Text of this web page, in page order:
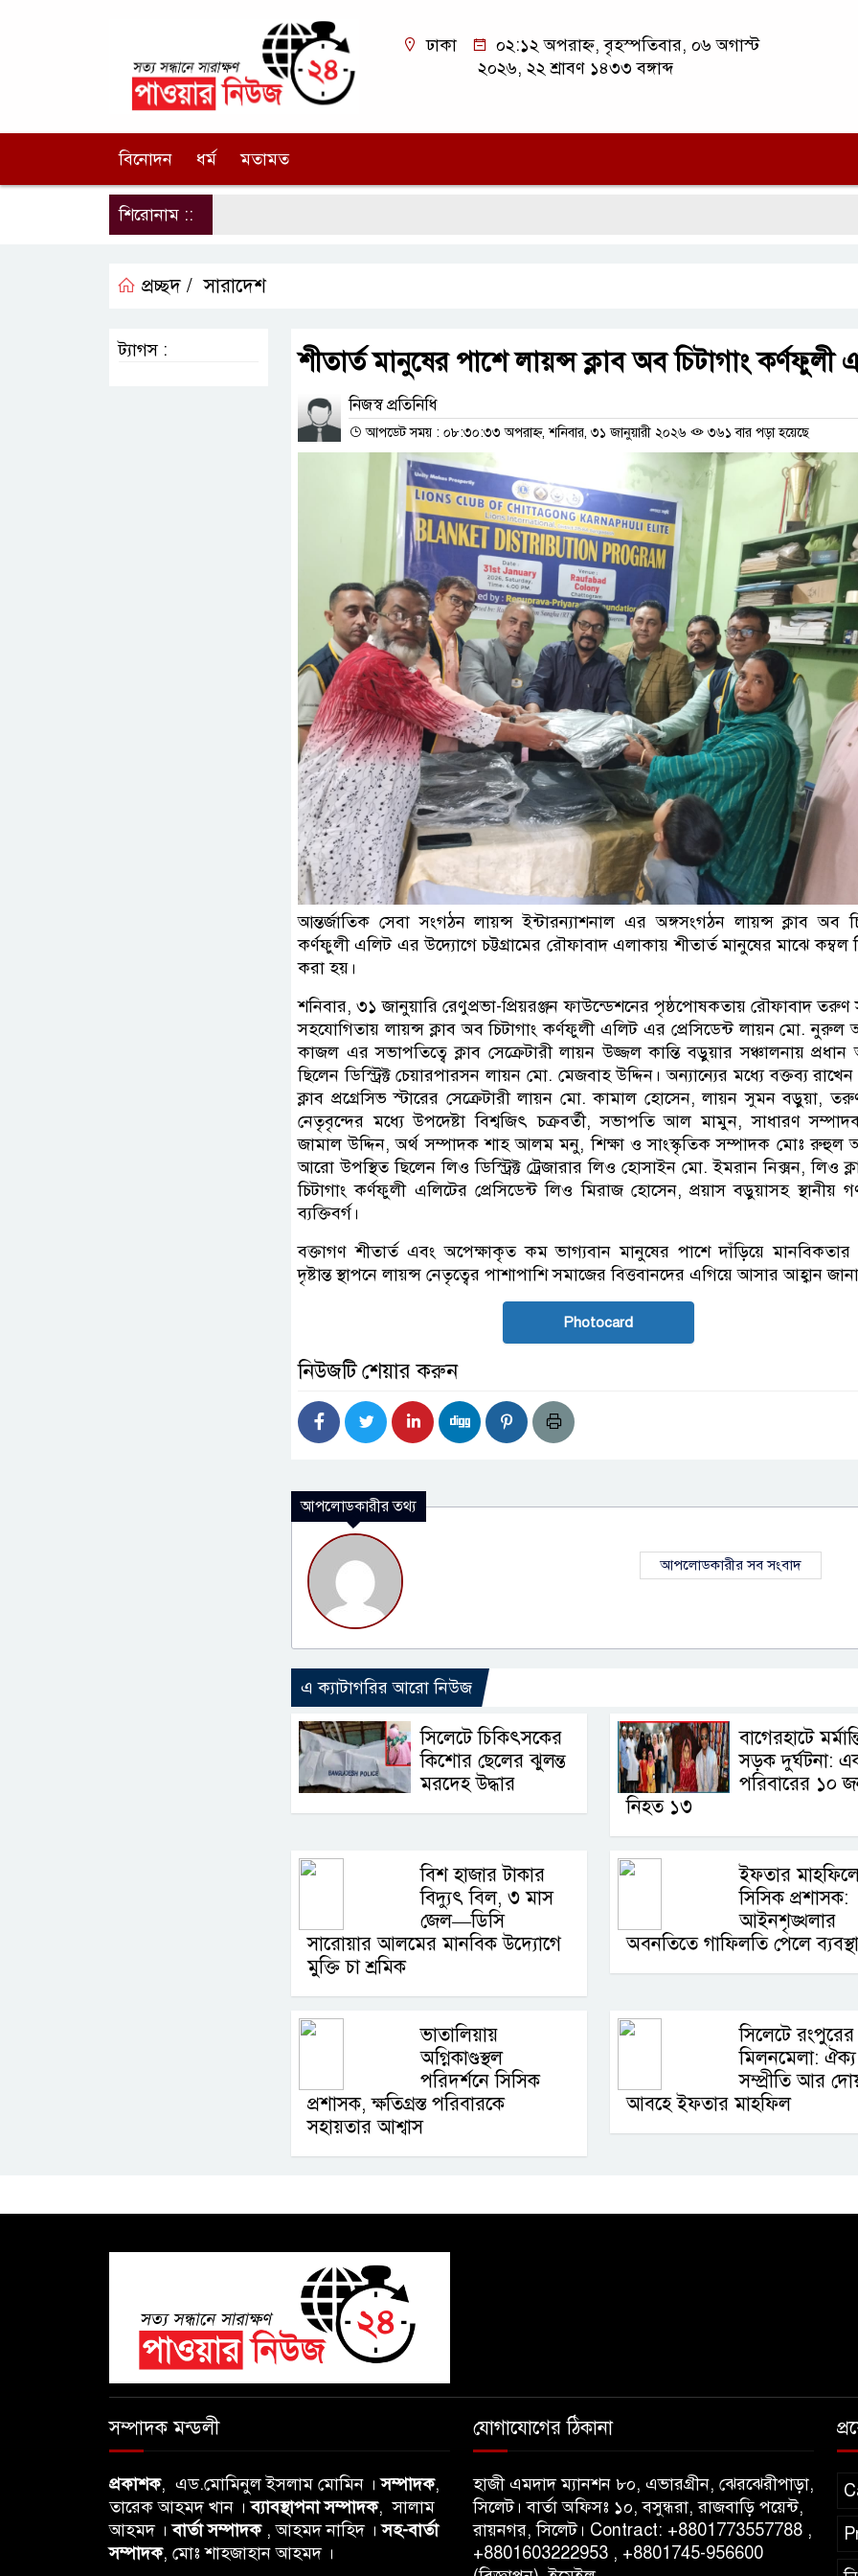
ঢাকা
০২:১২ অপরাহ্ন, বৃহস্পতিবার, ০৬ অগাস্ট
২০২৬, ২২ শ্রাবণ ১৪৩৩ বঙ্গাব্দ
বিনোদন ধর্ম মতামত
শিরোনাম ::
প্রচ্ছদ / সারাদেশ
শীতার্ত মানুষের পাশে লায়ন্স ক্লাব অব চিটাগাং কর্ণফুলী
নিজস্ব প্রতিনিধি
আপডেট সময় : ০৮:৩০:৩৩ অপরাহ্ন, শনিবার, ৩১ জানুয়ারী ২০২৬ ৩৬১ বার পড়া হয়েছে
আন্তর্জাতিক সেবা সংগঠন লায়ন্স ইন্টারন্যাশনাল এর অঙ্গসংগঠন লায়ন্স ক্লাব অব
কর্ণফুলী এলিট এর উদ্যোগে চট্টগ্রামের রৌফাবাদ এলাকায় শীতার্ত মানুষের মাঝে কম্বল
করা হয়।
শনিবার, ৩১ জানুয়ারি রেণুপ্রভা-প্রিয়রঞ্জন ফাউন্ডেশনের পৃষ্ঠপোষকতায় রৌফাবাদ তরুণ
সহযোগিতায় লায়ন্স ক্লাব অব চিটাগাং কর্ণফুলী এলিট এর প্রেসিডেন্ট লায়ন মো.
কাজল এর সভাপতিত্বে ক্লাব সেক্রেটারী লায়ন উজ্জল কান্তি বড়ুয়ার সঞ্চালনায় প্রধান
ছিলেন ডিস্ট্রিক্ট চেয়ারপারসন লায়ন মো. মেজবাহ উদ্দিন। অন্যান্যের মধ্যে বক্তব্য রাখেন
ক্লাব প্রগ্রেসিভ স্টারের সেক্রেটারী লায়ন মো. কামাল হোসেন, লায়ন সুমন বড়ুয়া,
নেতৃবৃন্দের মধ্যে উপদেষ্টা বিশ্বজিৎ চক্রবর্তী, সভাপতি আল মামুন, সাধারণ
জামাল উদ্দিন, অর্থ সম্পাদক শাহ আলম মনু, শিক্ষা ও সাংস্কৃতিক সম্পাদক মোঃ রুহুল
আরো উপস্থিত ছিলেন লিও ডিস্ট্রিক্ট ট্রেজারার লিও হোসাইন মো. ইমরান নিক্সন, লিও
চিটাগাং কর্ণফুলী এলিটের প্রেসিডেন্ট লিও মিরাজ হোসেন, প্রয়াস বড়ুয়াসহ স্থানীয়
ব্যক্তিবর্গ।
বক্তাগণ শীতার্ত এবং অপেক্ষাকৃত কম ভাগ্যবান মানুষের পাশে দাঁড়িয়ে মানবিকতার
দৃষ্টান্ত স্থাপনে লায়ন্স নেতৃত্বের পাশাপাশি সমাজের বিত্তবানদের এগিয়ে আসার আহ্বান
Photocard
নিউজটি শেয়ার করুন
আপলোডকারীর তথ্য
আপলোডকারীর সব সংবাদ
এ ক্যাটাগরির আরো নিউজ
সিলেটে চিকিৎসকের
কিশোর ছেলের ঝুলন্ত
মরদেহ উদ্ধার
বাগেরহাটে
সড়ক দুর্ঘটনা:
পরিবারের ১০
নিহত ১৩
বিশ হাজার টাকার
বিদ্যুৎ বিল, ৩ মাস
জেল—ডিসি
সারোয়ার আলমের মানবিক উদ্যোগে
মুক্তি চা শ্রমিক
ইফতার
সিসিক প্রশাসক:
আইনশৃঙ্খলার
অবনতিতে গাফিলতি পেলে ব্যবস্থা
ভাতালিয়ায়
অগ্নিকাণ্ডস্থল
পরিদর্শনে সিসিক
প্রশাসক, ক্ষতিগ্রস্ত পরিবারকে
সহায়তার আশ্বাস
সিলেটে রংপুরের
মিলনমেলা:
সম্প্রীতি আর
আবহে ইফতার মাহফিল
ট্যাগস :
সম্পাদক মন্ডলী
প্রকাশক, এড.মোমিনুল ইসলাম মোমিন ।সম্পাদক,
তারেক আহমদ খান ।ব্যাবস্থাপনা সম্পাদক, সালাম
আহমদ ।বার্তা সম্পাদক, আহমদ নাহিদ ।সহ-বার্তা
সম্পাদক, মোঃ শাহজাহান আহমদ ।
যোগাযোগের ঠিকানা
হাজী এমদাদ ম্যানশন ৮০, এভারগ্রীন, ঝেরঝেরীপাড়া,
সিলেট। বার্তা অফিসঃ ১০, বসুন্ধরা, রাজবাড়ি পয়েন্ট,
রায়নগর, সিলেট। Contract: +8801773557788 ,
+8801603222953 , +8801745-956600